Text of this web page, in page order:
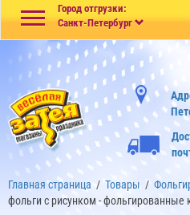
Город отгрузки:
Санкт-Петербург
Главная страница / Товары /
фольги с рисунком - фольгированные